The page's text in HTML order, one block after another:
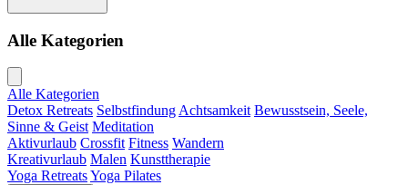
Alle Kategorien
Alle Kategorien
Detox Retreats Selbstfindung Achtsamkeit Bewusstsein, Seele,
Sinne & Geist Meditation
Aktivurlaub Crossfit Fitness Wandern
Kreativurlaub Malen Kunsttherapie
Yoga RetreatsYoga Pilates